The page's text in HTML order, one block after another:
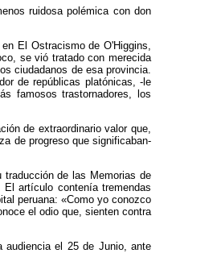
ruidosa polémica con don
El Ostracismo de O'Higgins,
se vió tratado con merecida
ciudadanos de esa provincia.
de repúblicas platónicas, -le
famosos trastornadores, los
de extraordinario valor que,
de progreso que significaban-
de las Memorias de
El artículo contenía tremendas
peruana: «Como yo conozco
el odio que, sienten contra
audiencia el 25 de Junio, ante